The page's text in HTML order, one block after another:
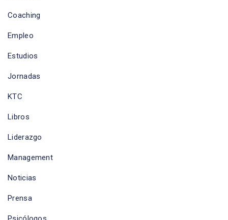
Coaching
Empleo
Estudios
Jornadas
KTC
Libros
Liderazgo
Management
Noticias
Prensa